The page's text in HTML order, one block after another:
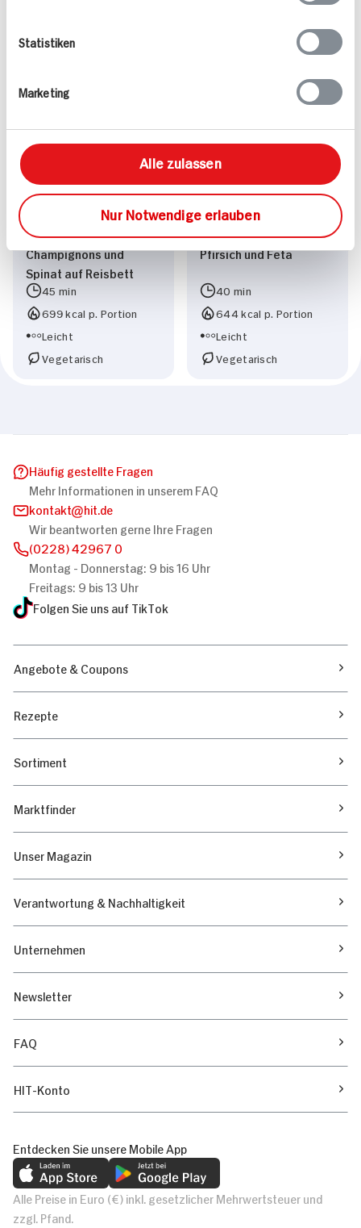
Statistiken
Marketing
Alle zulassen
Nur Notwendige erlauben
161 kcal p. Portion
1.160 kcal p. Portion
Vegetarisches
Geschnetzeltes mit
Champignons und
Spinat auf Reisbett
45 min
699 kcal p. Portion
Leicht
Vegetarisch
Rote-Linsen-Salat mit
Rote Beete Rucola,
Pfirsich und Feta
40 min
644 kcal p. Portion
Leicht
Vegetarisch
Häufig gestellte Fragen
Mehr Informationen in unserem FAQ
kontakt
hit.de
Wir beantworten gerne Ihre Fragen
(0228) 42967 0
Montag - Donnerstag: 9 bis 16 Uhr
Freitags: 9 bis 13 Uhr
Folgen Sie uns auf TikTok
Angebote & Coupons
Rezepte
Sortiment
Marktfinder
Unser Magazin
Verantwortung & Nachhaltigkeit
Unternehmen
Newsletter
FAQ
HIT-Konto
Entdecken Sie unsere Mobile App
Alle Preise in Euro (€) inkl. gesetzlicher Mehrwertsteuer und
zzgl. Pfand.